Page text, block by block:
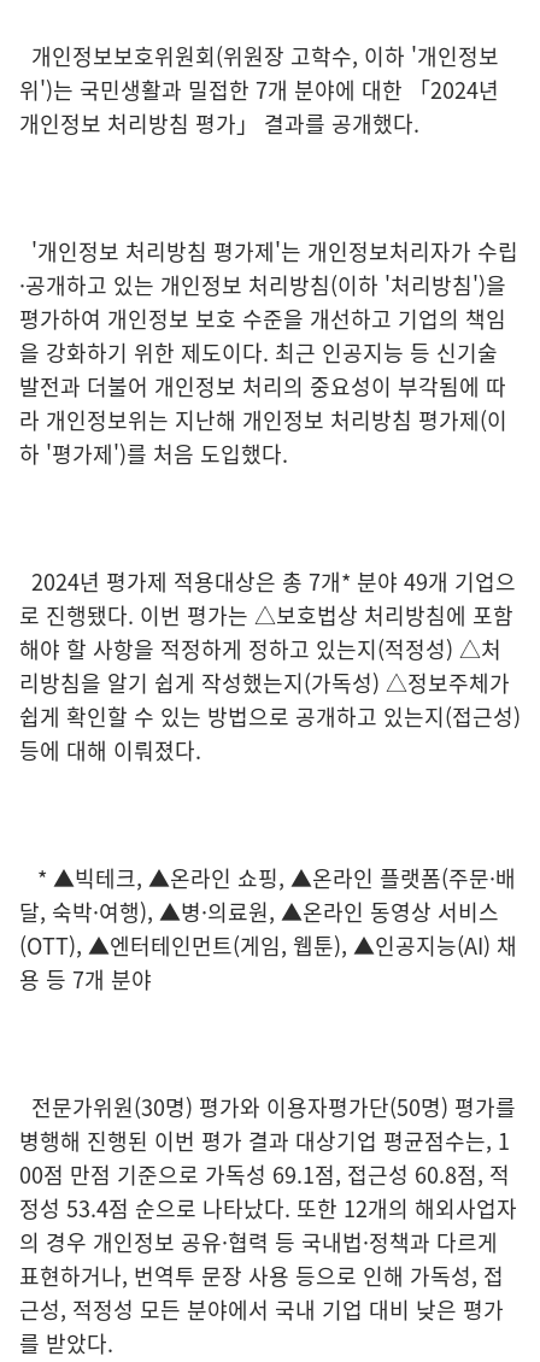
개인정보보호위원회(위원장 고학수, 이하 '개인정보
위')는 국민생활과 밀접한 7개 분야에 대한 「2024년
개인정보 처리방침 평가」 결과를 공개했다.
'개인정보 처리방침 평가제'는 개인정보처리자가 수립
·공개하고 있는 개인정보 처리방침(이하 '처리방침')을
평가하여 개인정보 보호 수준을 개선하고 기업의 책임
을 강화하기 위한 제도이다. 최근 인공지능 등 신기술
발전과 더불어 개인정보 처리의 중요성이 부각됨에 따
라 개인정보위는 지난해 개인정보 처리방침 평가제(이
하 '평가제')를 처음 도입했다.
2024년 평가제 적용대상은 총 7개* 분야 49개 기업으
로 진행됐다. 이번 평가는 △보호법상 처리방침에 포함
해야 할 사항을 적정하게 정하고 있는지(적정성) △처
리방침을 알기 쉽게 작성했는지(가독성) △정보주체가
쉽게 확인할 수 있는 방법으로 공개하고 있는지(접근성)
등에 대해 이뤄졌다.
* ▲빅테크, ▲온라인 쇼핑, ▲온라인 플랫폼(주문·배
달, 숙박·여행), ▲병·의료원, ▲온라인 동영상 서비스
(OTT), ▲엔터테인먼트(게임, 웹툰), ▲인공지능(AI) 채
용 등 7개 분야
전문가위원(30명) 평가와 이용자평가단(50명) 평가를
병행해 진행된 이번 평가 결과 대상기업 평균점수는, 1
00점 만점 기준으로 가독성 69.1점, 접근성 60.8점, 적
정성 53.4점 순으로 나타났다. 또한 12개의 해외사업자
의 경우 개인정보 공유·협력 등 국내법·정책과 다르게
표현하거나, 번역투 문장 사용 등으로 인해 가독성, 접
근성, 적정성 모든 분야에서 국내 기업 대비 낮은 평가
를 받았다.